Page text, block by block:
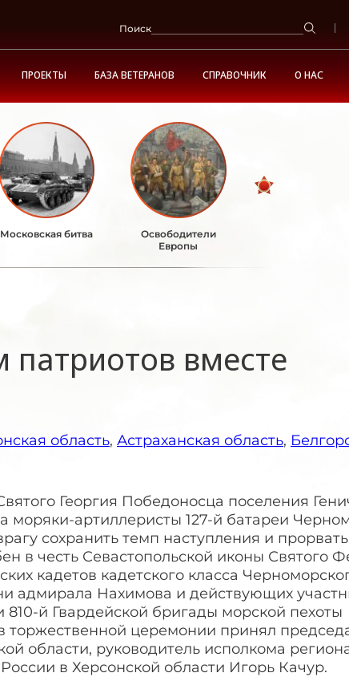
Поиск
ПРОЕКТЫ БАЗА ВЕТЕРАНОВ СПРАВОЧНИК О НАС
Московская битва
Освободители
Европы
патриотов вместе
область, Астраханская область,
Георгия Победоносца поселения
моряки-артиллеристы 127-й батареи
сохранить темп наступления и
в честь Севастопольской иконы Святого
кадетов кадетского класса
адмирала Нахимова и действующих
й Гвардейской бригады морской пехоты
торжественной церемонии принял
области, руководитель исполкома
в Херсонской области Игорь Качур.